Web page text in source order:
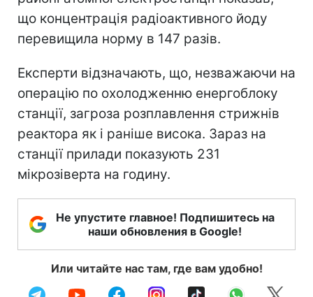
що концентрація радіоактивного йоду
перевищила норму в 147 разів.
Експерти відзначають, що, незважаючи на
операцію по охолодженню енергоблоку
станції, загроза розплавлення стрижнів
реактора як і раніше висока. Зараз на
станції прилади показують 231
мікрозіверта на годину.
Не упустите главное! Подпишитесь на
наши обновления в Google!
Или читайте нас там, где вам удобно!